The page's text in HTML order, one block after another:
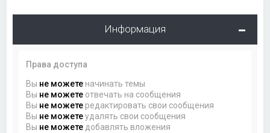
Информация
Права доступа
Вы не можете начинать темы
Вы не можете отвечать на сообщения
Вы не можете редактировать свои сообщения
Вы не можетеудалять свои сообщения
Вы не можете добавлять вложения